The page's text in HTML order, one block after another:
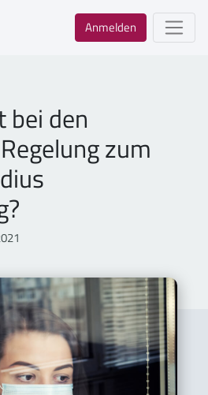
Anmelden
bei den
zum